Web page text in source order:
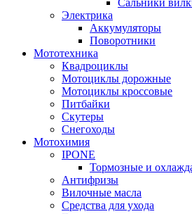
Сальники
Электрика
Аккумуляторы
Поворотники
Мототехника
Квадроциклы
Мотоциклы дорожные
Мотоциклы кроссовые
Питбайки
Скутеры
Снегоходы
Мотохимия
IPONE
Тормозные и
Антифризы
Вилочные масла
Средства для ухода